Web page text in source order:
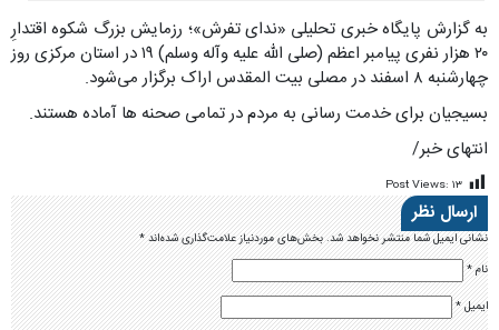
به گزارش پایگاه خبری تحلیلی «ندای تفرش»؛ رزمایش بزرگ شکوه اقتدارِ
۲۰ هزار نفری پیامبر اعظم (صلی الله علیه وآله وسلم) ۱۹ در استان مرکزی روز
چهارشنبه ۸ اسفند در مصلی بیت المقدس اراک برگزار می‌شود.
بسیجیان برای خدمت رسانی به مردم در تمامی صحنه ها آماده هستند.
انتهای خبر/
Post Views: ۱۳
ارسال نظر
نشانی ایمیل شما منتشر نخواهد شد.بخش‌های موردنیاز علامت‌گذاری شده‌اند*
نام*
ایمیل*